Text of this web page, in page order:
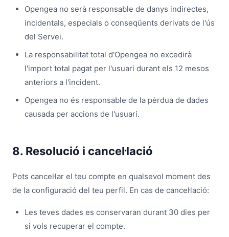
Opengea no serà responsable de danys indirectes,
incidentals, especials o conseqüents derivats de l'ús
del Servei.
La responsabilitat total d'Opengea no excedirà
l'import total pagat per l'usuari durant els 12 mesos
anteriors a l'incident.
Opengea no és responsable de la pèrdua de dades
causada per accions de l'usuari.
8. Resolució i cancel·lació
Pots cancel·lar el teu compte en qualsevol moment des
de la configuració del teu perfil. En cas de cancel·lació:
Les teves dades es conservaran durant 30 dies per
si vols recuperar el compte.